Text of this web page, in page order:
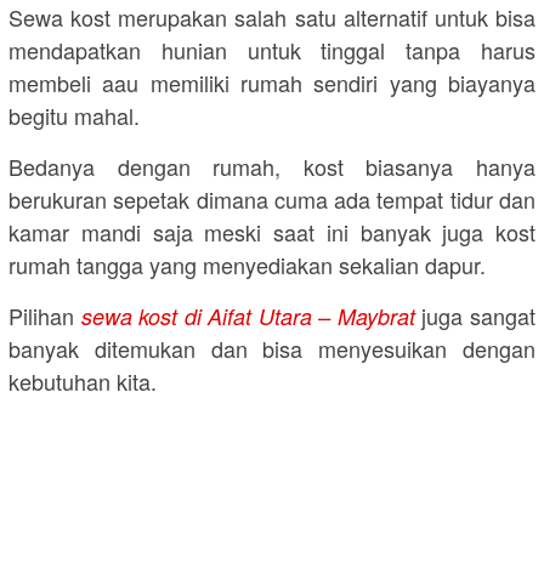
Sewa kost merupakan salah satu alternatif untuk bisa
mendapatkan hunian untuk tinggal tanpa harus
membeli aau memiliki rumah sendiri yang biayanya
begitu mahal.
Bedanya dengan rumah, kost biasanya hanya
berukuran sepetak dimana cuma ada tempat tidur dan
kamar mandi saja meski saat ini banyak juga kost
rumah tangga yang menyediakan sekalian dapur.
Pilihan sewa kost di Aifat Utara – Maybratjuga sangat
banyak ditemukan dan bisa menyesuikan dengan
kebutuhan kita.